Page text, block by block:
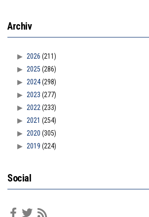
Archiv
2026 (211)
2025 (286)
2024(298)
2023 (277)
2022 (233)
2021 (254)
2020 (305)
2019 (224)
Social